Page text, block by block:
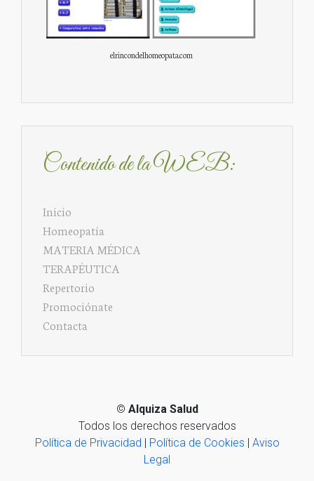
elrincondelhomeopata.com
Contenido de la WEB:
Inicio
Homeopatía
MATERIA MÉDICA
TERAPÉUTICA
Repertorio
Promociónate
Contacta
© Alquiza Salud
Todos los derechos reservados
Política de Privacidad | Política de Cookies | Aviso
Legal